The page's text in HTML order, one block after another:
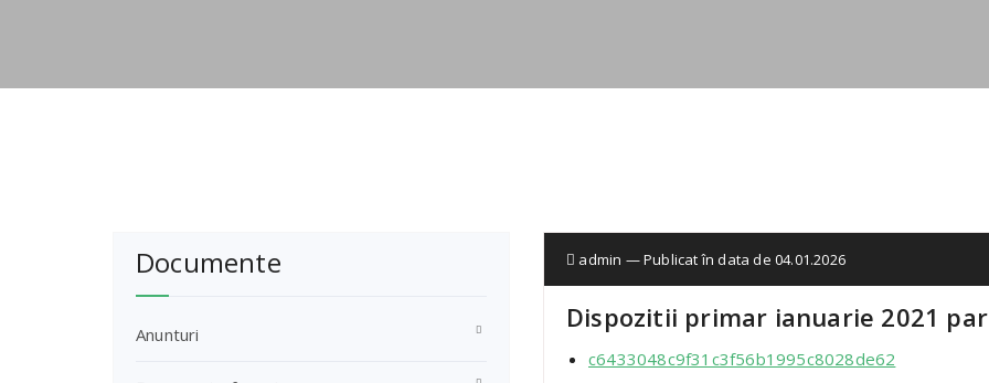
admin — Publicat în data de 04.01.2026
Dispozitii primar ianuarie 2021
c6433048c9f31c3f56b1995c8028de62
Documente
Anunturi